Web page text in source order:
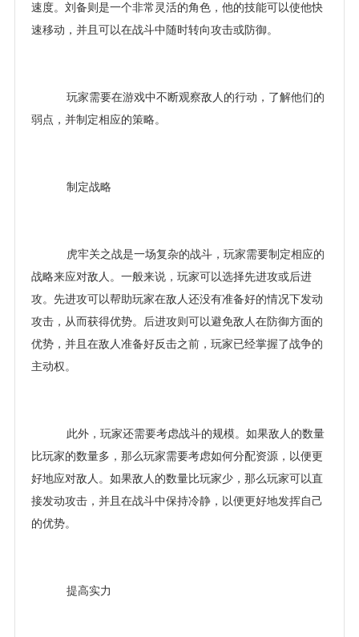
速度。刘备则是一个非常灵活的角色，他的技能可以使他快
速移动，并且可以在战斗中随时转向攻击或防御。
玩家需要在游戏中不断观察敌人的行动，了解他们的
弱点，并制定相应的策略。
制定战略
虎牢关之战是一场复杂的战斗，玩家需要制定相应的
战略来应对敌人。一般来说，玩家可以选择先进攻或后进
攻。先进攻可以帮助玩家在敌人还没有准备好的情况下发动
攻击，从而获得优势。后进攻则可以避免敌人在防御方面的
优势，并且在敌人准备好反击之前，玩家已经掌握了战争的
主动权。
此外，玩家还需要考虑战斗的规模。如果敌人的数量
比玩家的数量多，那么玩家需要考虑如何分配资源，以便更
好地应对敌人。如果敌人的数量比玩家少，那么玩家可以直
接发动攻击，并且在战斗中保持冷静，以便更好地发挥自己
的优势。
提高实力